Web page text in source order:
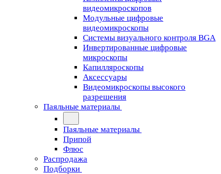
видеомикроскопов
Модульные цифровые
видеомикроскопы
Cистемы визуального контроля BGA
Инвертированные цифровые
микроскопы
Капилляроскопы
Аксессуары
Видеомикроскопы высокого
разрешения
Паяльные материалы
Паяльные материалы
Припой
Флюс
Распродажа
Подборки